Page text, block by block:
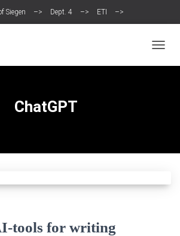
Siegen –> Dept. 4 –> ETI –>
ChatGPT
tools for writing